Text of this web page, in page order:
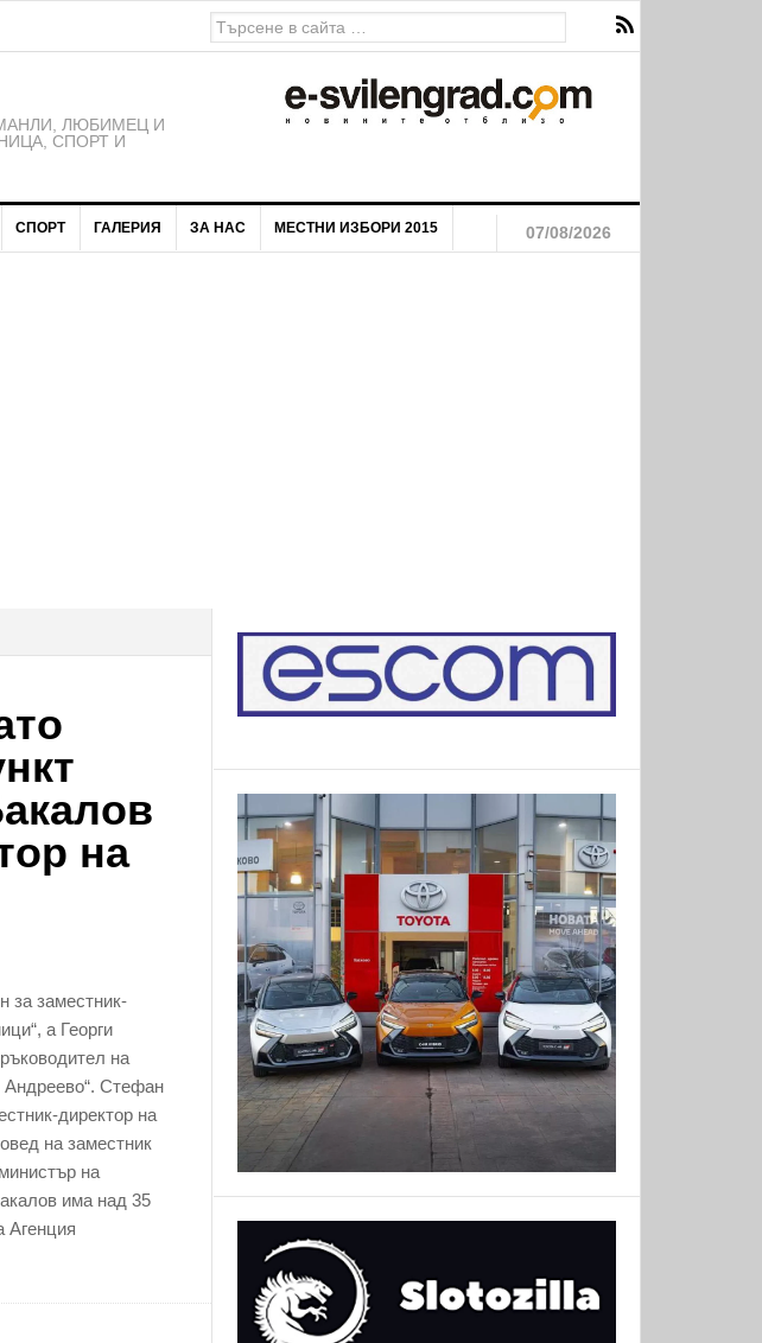
ЛЮБИМЕЦ И
СПОРТ И
СПОРТ ГАЛЕРИЯ ЗА НАС МЕСТНИ ИЗБОРИ 2015 07/08/2026
на
за заместник-
а Георги
на
Андреево“. Стефан
директор на
на заместник
на
има над 35
Агенция